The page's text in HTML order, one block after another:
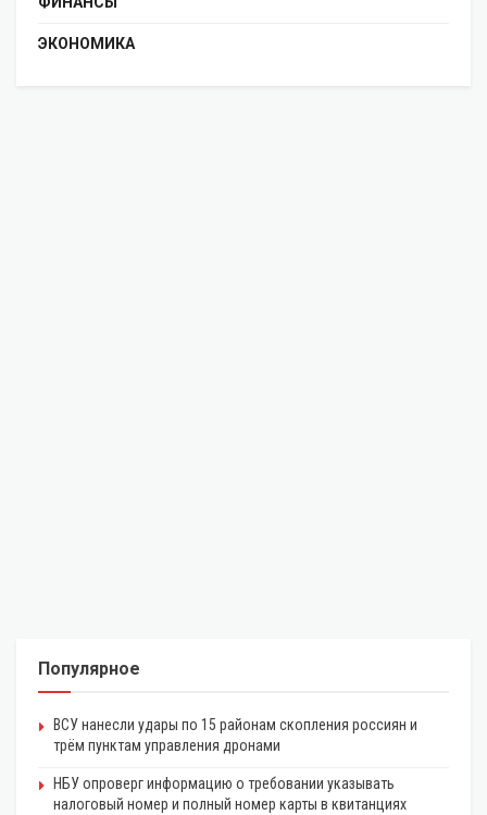
ЭКОНОМИКА
Популярное
ВСУ нанесли удары по 15 районам скопления россиян и
трём пунктам управления дронами
НБУ опроверг информацию о требовании указывать
налоговый номер и полный номер карты в квитанциях